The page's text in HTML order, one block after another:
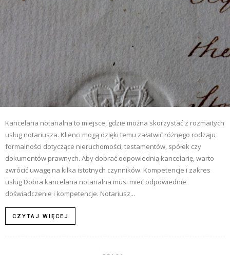
Kancelaria notarialna to miejsce, gdzie można skorzystać z rozmaitych
usług notariusza. Klienci mogą dzięki temu załatwić różnego rodzaju
formalności dotyczące nieruchomości, testamentów, spółek czy
dokumentów prawnych. Aby dobrać odpowiednią kancelarię, warto
zwrócić uwagę na kilka istotnych czynników. Kompetencje i zakres
usług Dobra kancelaria notarialna musi mieć odpowiednie
doświadczenie i kompetencje. Notariusz...
CZYTAJ WIĘCEJ